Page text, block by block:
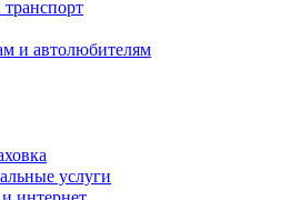
и автолюбителям
услуги